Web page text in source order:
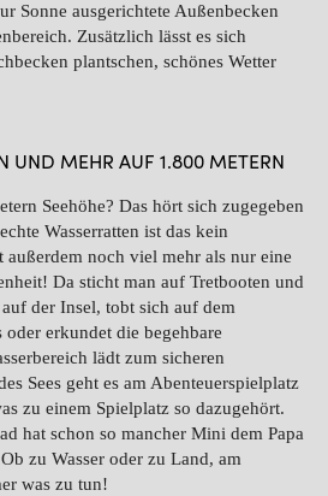
Sonne ausgerichtete Außenbecken
Zusätzlich lässt es sich
plantschen, schönes Wetter
UND MEHR AUF 1.800 METERN
Seehöhe? Das hört sich zugegeben
Wasserratten ist das kein
außerdem noch viel mehr als nur eine
Da sticht man auf Tretbooten und
der Insel, tobt sich auf dem
erkundet die begehbare
lädt zum sicheren
Sees geht es am Abenteuerspielplatz
zu einem Spielplatz so dazugehört.
hat schon so mancher Mini dem Papa
zu Wasser oder zu Land, am
was zu tun!